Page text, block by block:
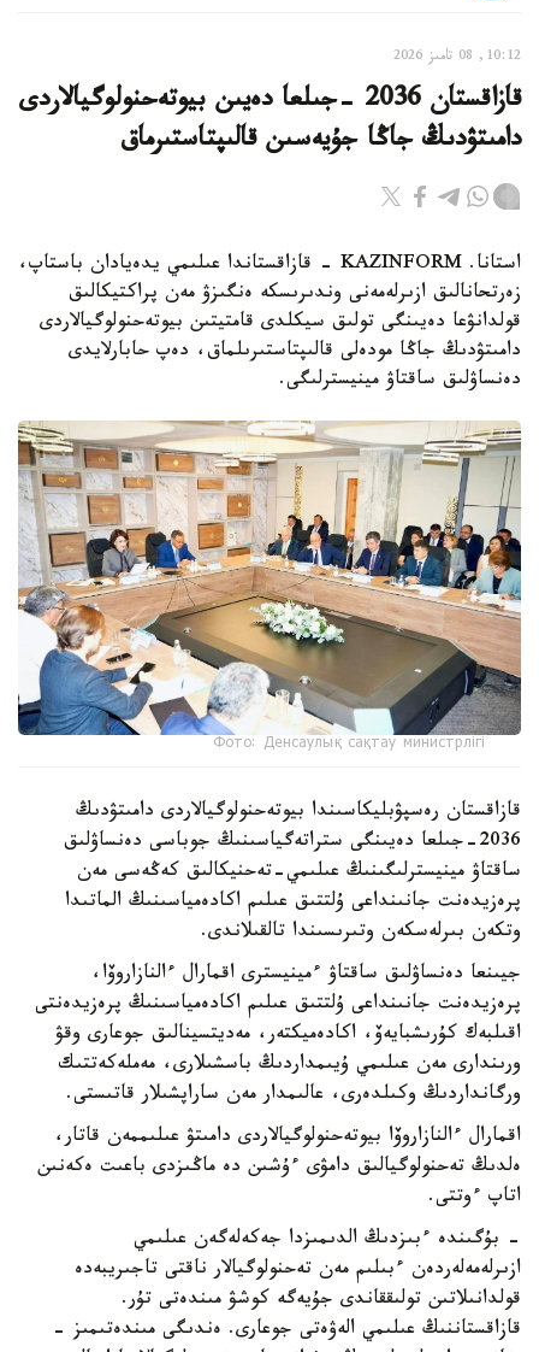
10:12, 08 تامىز 2026
قازاقستان 2036 -جىلعا دەيىن بيوتەحنولوگيالاردى
دامىتۋدىڭ جاڭا جۇيەسىن قالىپتاستىرماق
استانا. KAZINFORM - قازاقستاندا عىلىمي يدەيادان باستاپ،
زەرتحانالىق ازىرلەمەنى وندىرىسكە ەنگىزۋ مەن پراكتيكالىق
قولدانۋعا دەيىنگى تولىق سيكلدى قامتيتىن بيوتەحنولوگيالاردى
دامىتۋدىڭ جاڭا مودەلى قالىپتاستىرىلماق، دەپ حابارلايدى
دەنساۋلىق ساقتاۋ مينيسترلىگى.
Фото: Денсаулық сақтау министрлігі
قازاقستان رەسپۋبليكاسىندا بيوتەحنولوگيالاردى دامىتۋدىڭ
2036-جىلعا دەيىنگى ستراتەگياسىنىڭ جوباسى دەنساۋلىق
ساقتاۋ مينيسترلىگىنىڭ عىلىمي-تەحنيكالىق كەڭەسى مەن
پرەزيدەنت جانىنداعى ۇلتتىق عىلىم اكادەمياسىنىڭ الماتىدا
وتكەن بىرلەسكەن وتىرىسىندا تالقىلاندى.
جيىنعا دەنساۋلىق ساقتاۋ ءمينيسترى اقمارال ءالنازاروۆا،
پرەزيدەنت جانىنداعى ۇلتتىق عىلىم اكادەمياسىنىڭ پرەزيدەنتى
اقىلبەك كۇرىشبايەۆ، اكادەميكتەر، مەديتسينالىق جوعارى وقۋ
ورىندارى مەن عىلىمي ۇيىمداردىڭ باسشىلارى، مەملەكەتتىك
ورگانداردىڭ وكىلدەرى، عالىمدار مەن ساراپشىلار قاتىستى.
اقمارال ءالنازاروۆا بيوتەحنولوگيالاردى دامىتۋ عىلىممەن قاتار،
ەلدىڭ تەحنولوگيالىق دامۋى ءۇشىن دە ماڭىزدى باعىت ەكەنىن
اتاپ ءوتتى.
- بۇگىندە ءبىزدىڭ الدىمىزدا جەكەلەگەن عىلىمي
ازىرلەمەلەردەن ءبىلىم مەن تەحنولوگيالار ناقتى تاجىريبەدە
قولدانىلاتىن تولىققاندى جۇيەگە كوشۋ مىندەتى تۇر.
قازاقستاننىڭ عىلىمي الەۋەتى جوعارى. ەندىگى مىندەتىمىز -